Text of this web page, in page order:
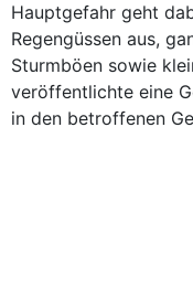
Hauptgefahr geht
Regengüssen aus,
Sturmböen sowie
veröffentlichte eine
in den betroffenen